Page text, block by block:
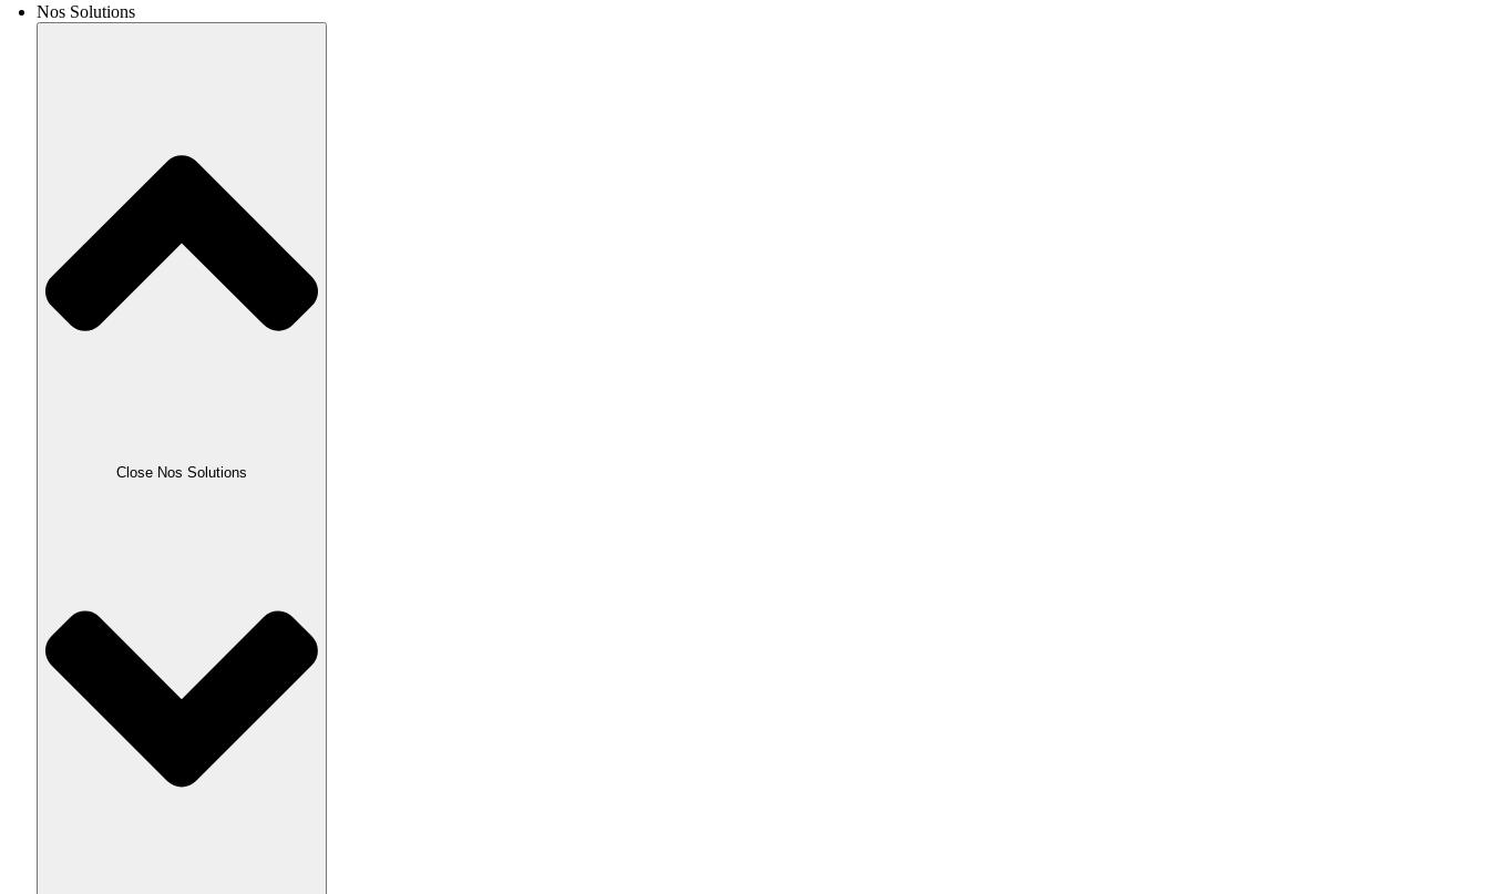
Nos Solutions
Close Nos Solutions